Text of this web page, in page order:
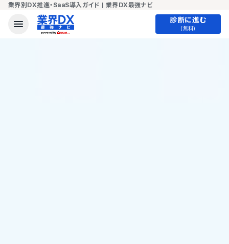
業界別DX推進・SaaS導入ガイド | 業界DX最強ナビ
診断に進む
(無料)